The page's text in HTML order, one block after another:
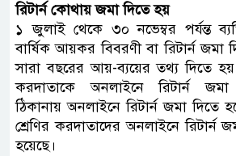
রিটার্ন কোথায় জমা দিতে হয়
১ জুলাই থেকে ৩০ নভেম্বর পর্যন্ত
বার্ষিক আয়কর বিবরণী বা রিটার্ন জমা
সারা বছরের আয়-ব্যয়ের তথ্য দিতে
করদাতাকে অনলাইনে রিটার্ন
ঠিকানায় অনলাইনে রিটার্ন জমা দিতে
শ্রেণির করদাতাদের অনলাইনে রিটার্ন
হয়েছে।